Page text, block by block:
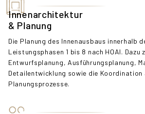
Innenarchitektur
& Planung
Die Planung des Innenausbaus innerhalb
Leistungsphasen 1 bis 8 nach HOAI. Dazu
Entwurfsplanung, Ausführungsplanung,
Detailentwicklung sowie die Koordination
Planungsprozesse.